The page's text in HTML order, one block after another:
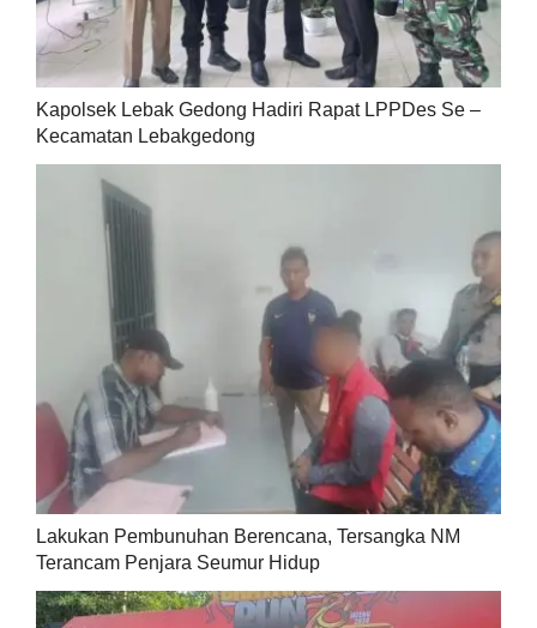
Kapolsek Lebak Gedong Hadiri Rapat LPPDes Se –
Kecamatan Lebakgedong
Lakukan Pembunuhan Berencana, Tersangka NM
Terancam Penjara Seumur Hidup